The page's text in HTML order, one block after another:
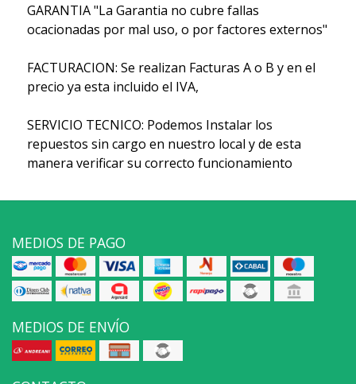
GARANTIA "La Garantia no cubre fallas
ocacionadas por mal uso, o por factores externos"
FACTURACION: Se realizan Facturas A o B y en el
precio ya esta incluido el IVA,
SERVICIO TECNICO: Podemos Instalar los
repuestos sin cargo en nuestro local y de esta
manera verificar su correcto funcionamiento
MEDIOS DE PAGO
MEDIOS DE ENVÍO